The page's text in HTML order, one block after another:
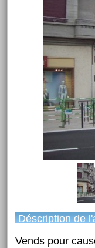
Déscription de
Vends pour